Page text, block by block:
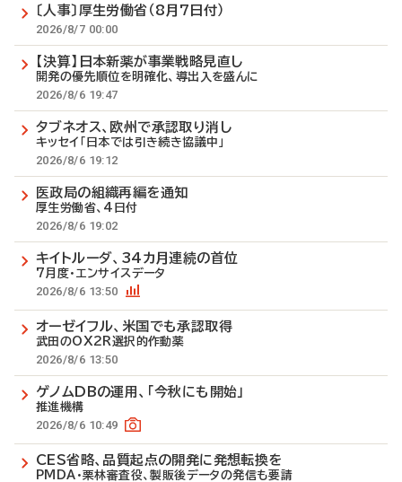
〔人事〕厚生労働省（8月7日付）
2026/8/7 00:00
【決算】日本新薬が事業戦略見直し
開発の優先順位を明確化、導出入を盛んに
2026/8/6 19:47
タブネオス、欧州で承認取り消し
キッセイ「日本では引き続き協議中」
2026/8/6 19:12
医政局の組織再編を通知
厚生労働省、4日付
2026/8/6 19:02
キイトルーダ、34カ月連続の首位
7月度・エンサイスデータ
2026/8/6 13:50
オーゼイフル、米国でも承認取得
武田のOX2R選択的作動薬
2026/8/6 13:50
ゲノムDBの運用、「今秋にも開始」
推進機構
2026/8/6 10:49
CES省略、品質起点の開発に発想転換を
PMDA・栗林審査役、製販後データの発信も要請